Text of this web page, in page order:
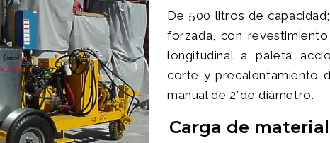
De 500 litros de
forzada, con
longitudinal a paleta
corte y precalentamiento
manual de 2”de diámetro.
Carga de